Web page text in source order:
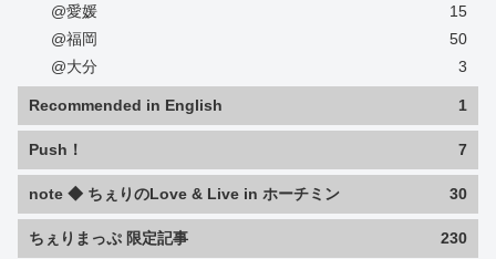
@愛媛
15
@福岡
50
@大分
3
Recommended in English 1
Push！ 7
note ◆ ちぇりのLove & Live in ホーチミン 30
ちぇりまっぷ 限定記事 230